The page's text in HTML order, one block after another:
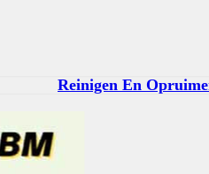
Reinigen En